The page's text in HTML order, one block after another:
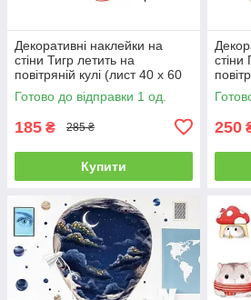
Декоративні наклейки на
стіни Тигр летить на
повітряній кулі (лист 40 х 60
см) Б156-20-10
Готово до відправки 1 од.
185 ₴ 285 ₴
Купити
60
250